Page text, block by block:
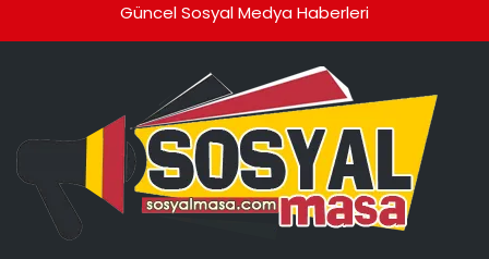
Güncel Sosyal Medya Haberleri